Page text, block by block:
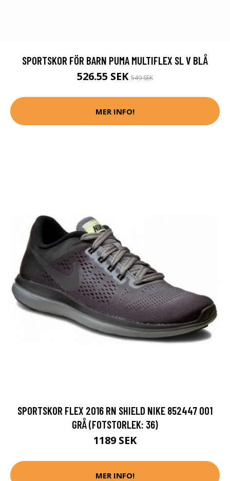
SPORTSKOR FÖR BARN PUMA MULTIFLEX SL V BLÅ
526.55 SEK 549 SEK
MER INFO!
SPORTSKOR FLEX 2016 RN SHIELD NIKE 852447 001
GRÅ (FOTSTORLEK: 36)
1189 SEK
MER INFO!